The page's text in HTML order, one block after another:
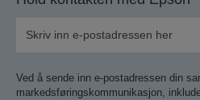
Ved å sende inn e-postadressen din
markedsføringskommunikasjon,